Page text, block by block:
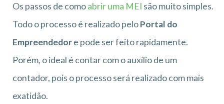
Os passos de comoabrir uma MEI são muito simples.
Todo o processo é realizado peloPortal do
Empreendedore pode ser feito rapidamente.
Porém, o ideal é contar com o auxílio de um
contador, pois o processo será realizado com mais
exatidão.